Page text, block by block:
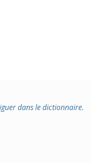
dans le dictionnaire.